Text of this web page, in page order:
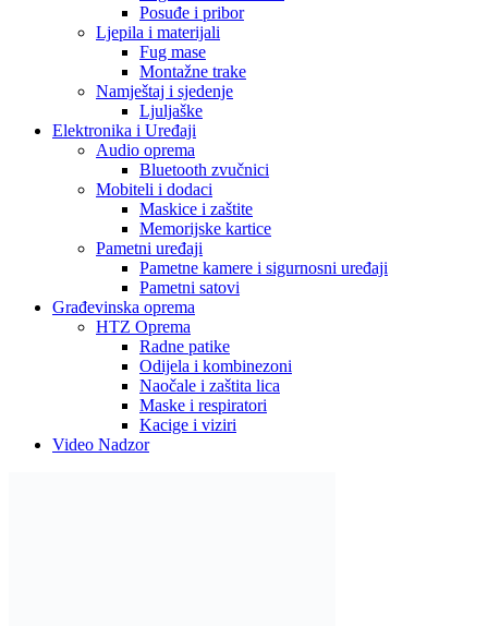
Posuđe i pribor
Ljepila i materijali
Fug mase
Montažne trake
Namještaj i sjedenje
Ljuljaške
Elektronika i Uređaji
Audio oprema
Bluetooth zvučnici
Mobiteli i dodaci
Maskice i zaštite
Memorijske kartice
Pametni uređaji
Pametne kamere i sigurnosni uređaji
Pametni satovi
Građevinska oprema
HTZ Oprema
Radne patike
Odijela i kombinezoni
Naočale i zaštita lica
Maske i respiratori
Kacige i viziri
Video Nadzor